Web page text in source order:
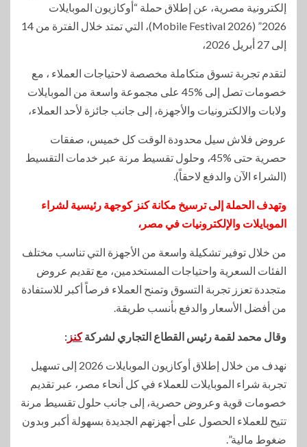
إلكترونية مصرية، عن إطلاق حملة “أوكازيون الموبايلات
2026” (Mobile Festival 2026)، التي تمتد خلال الفترة من 14
إلى 27 أبريل 2026،
لتقدم تجربة تسوق متكاملة مخصصة لاحتياجات العملاء ، مع
خصومات تصل إلى %45 على مجموعة واسعة من الموبايلات
ولابات والالكترونيات والأجهزة، إلى جانب جائزة لأحد العملاء،
عروض فلاش سيل محدودة الوقت كل خميس، صفقات
حصرية حتى %45، وحلول تقسيط مرنة عبر خدمات التقسيط
(الشراء الآن والدفع لاحقاً).
وتهدف الحملة إلى ترسيخ مكانة كنز كوجهة رئيسية لشراء
الموبايلات والإلكترونيات في مصر،
من خلال توفير تشكيلة واسعة من الأجهزة التي تناسب مختلف
الفئات السعرية واحتياجات المستخدمين، مع تقديم عروض
متجددة تعزز تجربة التسوق وتمنح العملاء فرصاً أكبر للاستفادة
من أفضل الأسعار والدفع بأنسب طريقة.
وقال محمد لقمة رئيس القطاع التجاري لشركةكنز :
نهدف من خلال إطلاق أوكازيون الموبايلات 2026 إلى تسهيل
تجربة شراء الموبايلات للعملاء في كل أنحاء مصر، عبر تقديم
خصومات قوية وعروض حصرية، إلى جانب حلول تقسيط مرنة
تتيح للعملاء الحصول على أجهزتهم الجديدة بسهولة أكبر وبدون
ضغوط مالية”.